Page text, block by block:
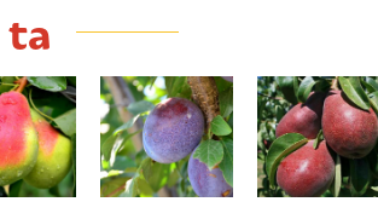
Valor Red Favoritka